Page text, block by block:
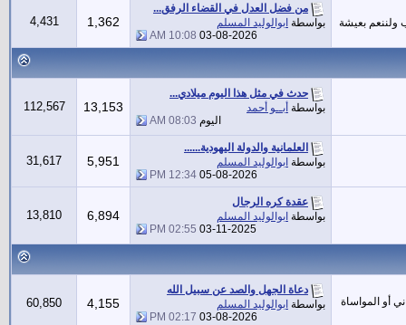
ولننعم بعيشة
من فضل العدل في القضاء الرفق...
بواسطة ابوالوليد المسلم
03-08-2026
10:08 AM
1,362
4,431
حدث في مثل هذا اليوم ميلادي...
بواسطة أبــو أحمد
اليوم 08:03 AM
13,153
112,567
العلمانية والدولة اليهودية......
بواسطة ابوالوليد المسلم
05-08-2026
12:34 PM
5,951
31,617
عقدة كره الرجال
بواسطة ابوالوليد المسلم
03-11-2025
02:55 PM
6,894
13,810
أو المواساة
دعاة الجهل والصد عن سبيل الله
بواسطة ابوالوليد المسلم
03-08-2026
02:17 PM
4,155
60,850